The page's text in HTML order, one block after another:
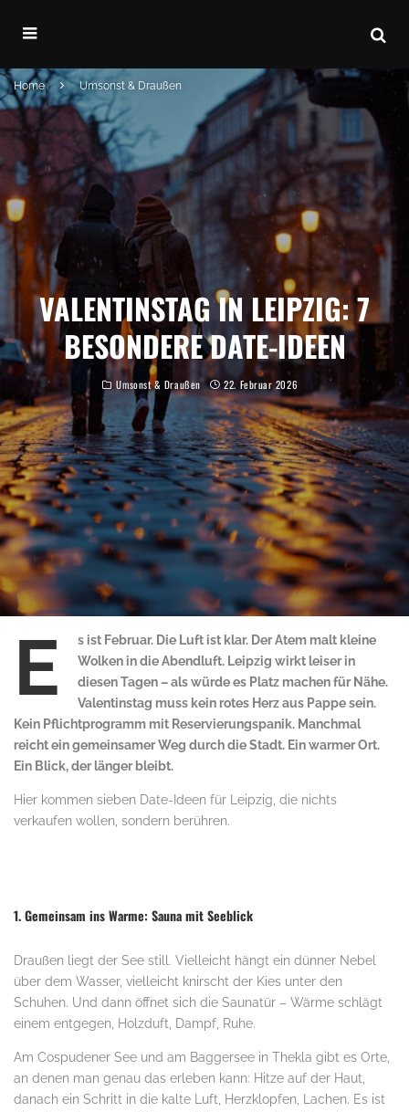
Home Umsonst & Draußen
VALENTINSTAG IN LEIPZIG: 7
BESONDERE DATE-IDEEN
Umsonst & Draußen 22. Februar 2026
E
s ist Februar. Die Luft ist klar. Der Atem malt kleine
Wolken in die Abendluft. Leipzig wirkt leiser in
diesen Tagen – als würde es Platz machen für Nähe.
Valentinstag muss kein rotes Herz aus Pappe sein.
Kein Pflichtprogramm mit Reservierungspanik. Manchmal
reicht ein gemeinsamer Weg durch die Stadt. Ein warmer Ort.
Ein Blick, der länger bleibt.
Hier kommen sieben Date-Ideen für Leipzig, die nichts
verkaufen wollen, sondern berühren.
1. Gemeinsam ins Warme: Sauna mit Seeblick
Draußen liegt der See still. Vielleicht hängt ein dünner Nebel
über dem Wasser, vielleicht knirscht der Kies unter den
Schuhen. Und dann öffnet sich die Saunatür – Wärme schlägt
einem entgegen, Holzduft, Dampf, Ruhe.
Am Cospudener See und am Baggersee in Thekla gibt es Orte,
an denen man genau das erleben kann: Hitze auf der Haut,
danach ein Schritt in die kalte Luft, Herzklopfen, Lachen. Es ist